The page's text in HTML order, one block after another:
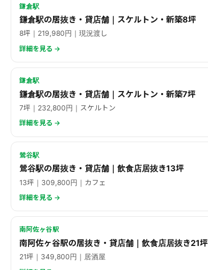
鎌倉駅
鎌倉駅の居抜き・貸店舗｜スケルトン・新築8坪
8坪｜219,980円｜現況渡し
詳細を見る →
鎌倉駅
鎌倉駅の居抜き・貸店舗｜スケルトン・新築7坪
7坪｜232,800円｜スケルトン
詳細を見る →
鶯谷駅
鶯谷駅の居抜き・貸店舗｜飲食店居抜き13坪
13坪｜309,800円｜カフェ
詳細を見る →
南阿佐ヶ谷駅
南阿佐ヶ谷駅の居抜き・貸店舗｜飲食店居抜き21坪
21坪｜349,800円｜居酒屋